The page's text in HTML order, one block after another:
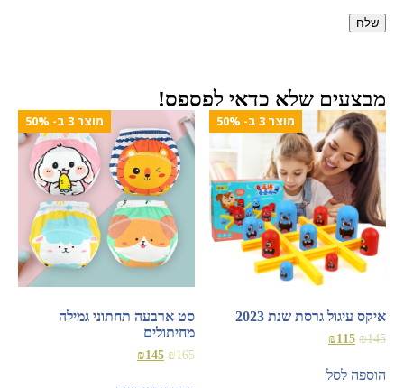
מבצעים שלא כדאי לפספס!
מוצר 3 ב- 50%
איקס עיגול גרסת שנת 2023
₪145
₪115
הוספה לסל
מוצר 3 ב- 50%
סט ארבעה תחתוני גמילה
מחיתולים
₪165
₪145